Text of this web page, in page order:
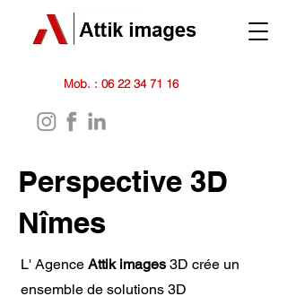
Mob. : 06 22 34 71 16
Perspective 3D
Nîmes
L' Agence Attik images 3D crée un
ensemble de solutions 3D